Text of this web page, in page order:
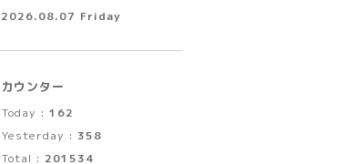
2026.08.07 Friday
カウンター
Today : 162
Yesterday : 358
Total : 201534